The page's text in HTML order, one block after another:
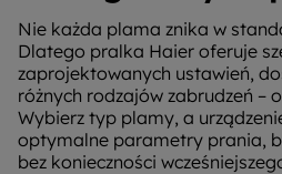
Nie każda plama znika w
Dlatego pralka Haier oferuje
zaprojektowanych ustawień,
różnych rodzajów zabrudzeń –
Wybierz typ plamy, a
optymalne parametry prania,
bez konieczności